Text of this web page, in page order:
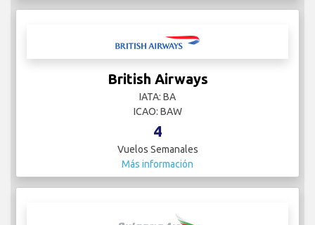
British Airways
IATA: BA
ICAO: BAW
4
Vuelos Semanales
Más información